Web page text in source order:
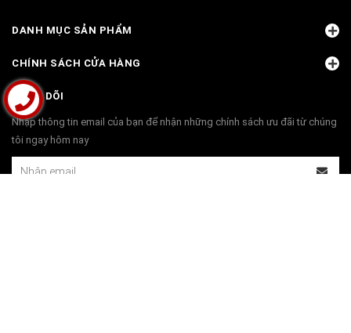
DANH MỤC SẢN PHẨM
CHÍNH SÁCH CỬA HÀNG
THEO DÕI
Nhập thông tin email của bạn để nhận những chính sách ưu đãi từ chúng
tôi ngay hôm nay